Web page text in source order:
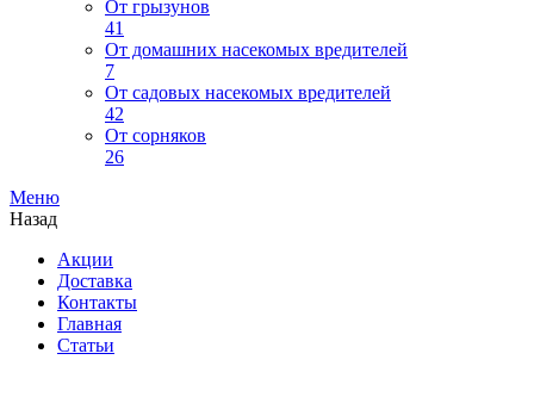
От грызунов
41
От домашних насекомых вредителей
7
От садовых насекомых вредителей
42
От сорняков
26
Меню
Назад
Акции
Доставка
Контакты
Главная
Статьи